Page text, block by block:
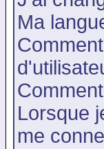
Ma
Lorsque
me